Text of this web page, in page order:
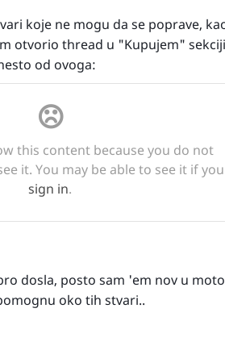
koje ne mogu da se poprave,
otvorio thread u "Kupujem"
od ovoga:
dosla, posto sam 'em nov u
oko tih stvari..